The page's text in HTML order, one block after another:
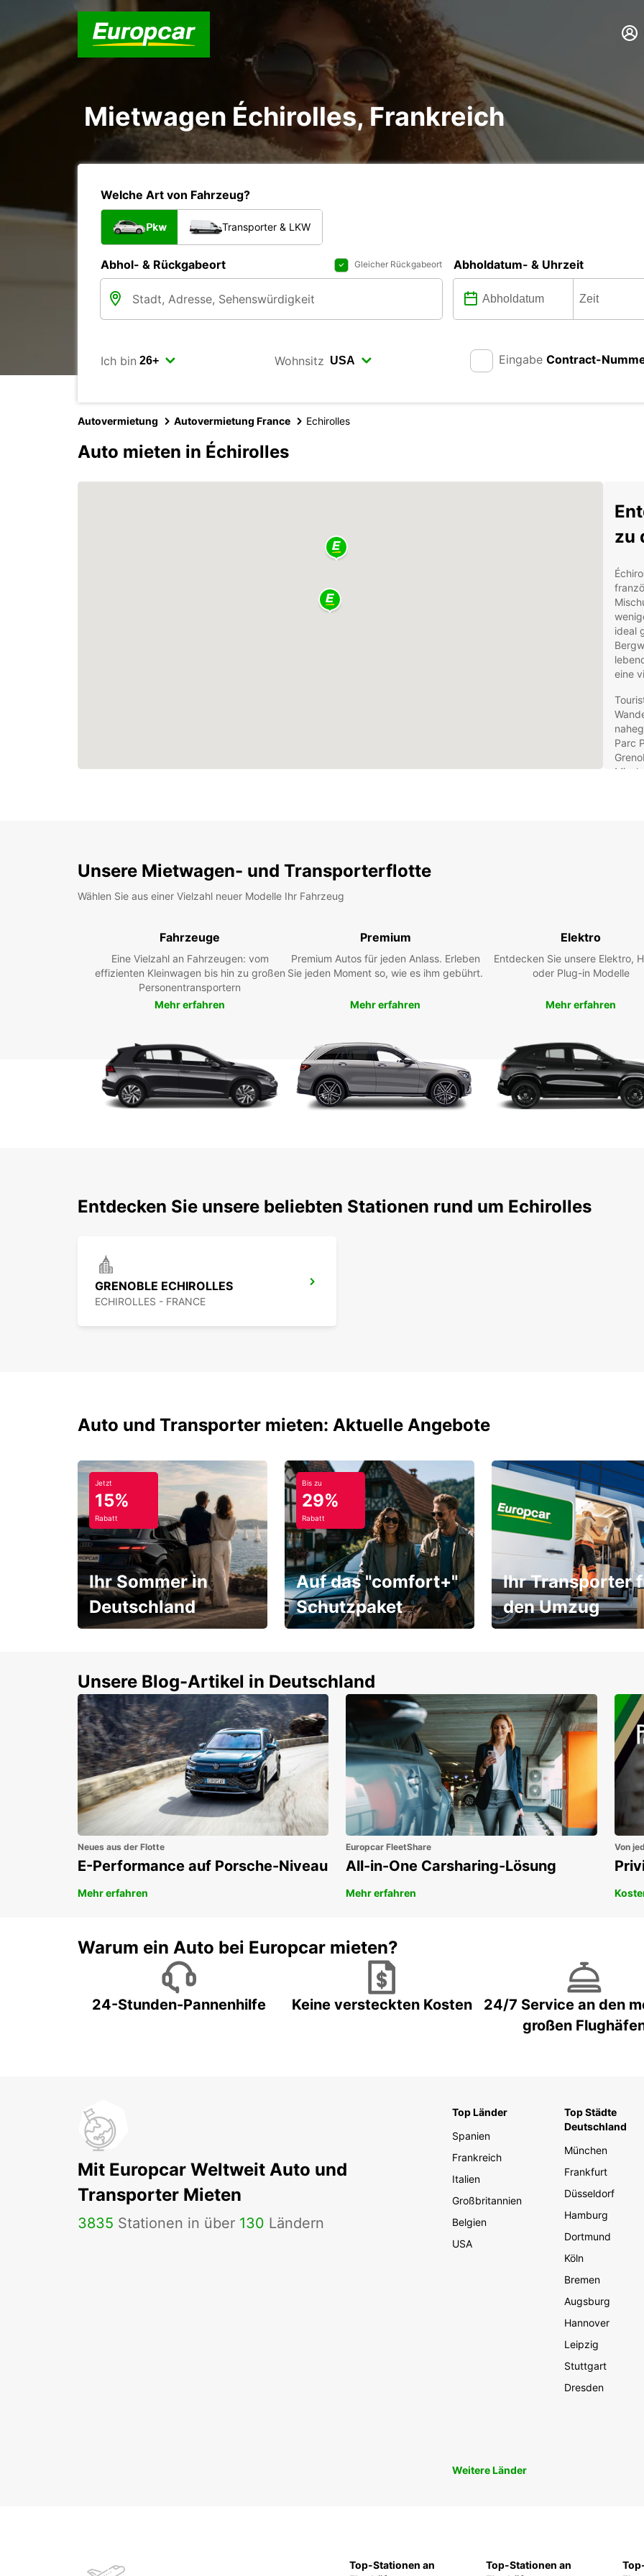
Mietwagen Échirolles, Frankreich
Welche Art von Fahrzeug?
Pkw Transporter & LKW
Abhol- & Rückgabeort Gleicher Rückgabeort Abholdatum- & Uhrzeit
Ich bin Wohnsitz Eingabe Contract-
Autovermietung Autovermietung France Echirolles
Auto mieten in Échirolles
zu
ideal
eine
Parc
Ob
Unsere Mietwagen- und Transporterflotte
Wählen Sie aus einer Vielzahl neuer Modelle Ihr Fahrzeug
Fahrzeuge
Eine Vielzahl an Fahrzeugen: vom
effizienten Kleinwagen bis hin zu großen
Personentransportern
Mehr erfahren
Premium
Premium Autos für jeden Anlass. Erleben
Sie jeden Moment so, wie es ihm gebührt.
Mehr erfahren
Elektro
Entdecken Sie unsere Elektro,
oder Plug-in Modelle
Mehr erfahren
Entdecken Sie unsere beliebten Stationen rund um Echirolles
GRENOBLE ECHIROLLES
ECHIROLLES - FRANCE
Auto und Transporter mieten: Aktuelle Angebote
Jetzt
15%
Rabatt
Ihr Sommer in
Deutschland
Bis zu
29%
Rabatt
Auf das "comfort+"
Schutzpaket
buchen!
Ihr Transporter
den Umzug
Unsere Blog-Artikel in Deutschland
Neues aus der Flotte
E-Performance auf Porsche-Niveau
Mehr erfahren
Europcar FleetShare
All-in-One Carsharing-Lösung
Mehr erfahren
Von
Warum ein Auto bei Europcar mieten?
24-Stunden-Pannenhilfe Keine versteckten Kosten
24/7 Service an den
großen
Mit Europcar Weltweit Auto und
Transporter Mieten
3835 Stationen in über 130 Ländern
Top Länder
Spanien
Frankreich
Italien
Großbritannien
Belgien
USA
Top Städte
Deutschland
München
Frankfurt
Düsseldorf
Hamburg
Dortmund
Köln
Bremen
Augsburg
Hannover
Leipzig
Stuttgart
Dresden
Weitere Länder
Top-Stationen an
Top-Stationen an